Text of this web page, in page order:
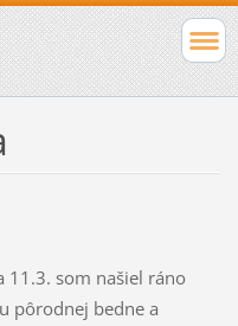
11.3. som našiel ráno
pôrodnej bedne a